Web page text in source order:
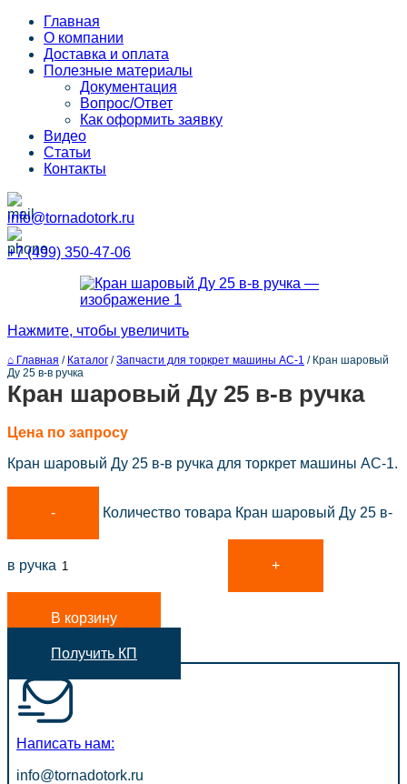
Главная
О компании
Доставка и оплата
Полезные материалы
Документация
Вопрос/Ответ
Как оформить заявку
Видео
Статьи
Контакты
info@tornadotork.ru
+7 (499) 350-47-06
Нажмите, чтобы увеличить
⌂ Главная / Каталог /Запчасти для торкрет машины АС-1 / Кран шаровый
Ду 25 в-в ручка
Кран шаровый Ду 25 в-в ручка
Цена по запросу
Кран шаровый Ду 25 в-в ручка для торкрет машины АС-1.
Количество товара Кран шаровый Ду 25 в-
в ручка
В корзину
Получить КП
Написать нам:
info@tornadotork.ru